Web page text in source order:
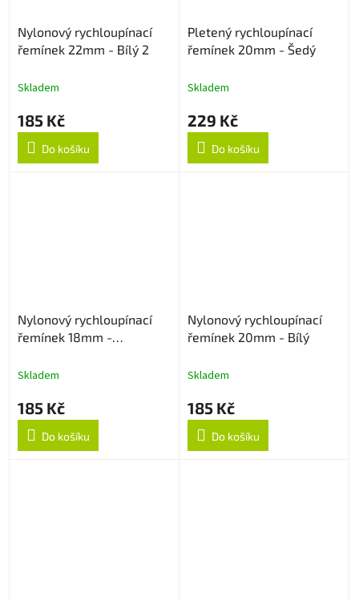
Nylonový rychloupínací
řemínek 22mm - Bílý 2
Skladem
185 Kč
Do košíku
Pletený rychloupínací
řemínek 20mm - Šedý
Skladem
229 Kč
Do košíku
Nylonový rychloupínací
řemínek 18mm -
Skladem
185 Kč
Do košíku
Nylonový rychloupínací
řemínek 20mm - Bílý
Skladem
185 Kč
Do košíku